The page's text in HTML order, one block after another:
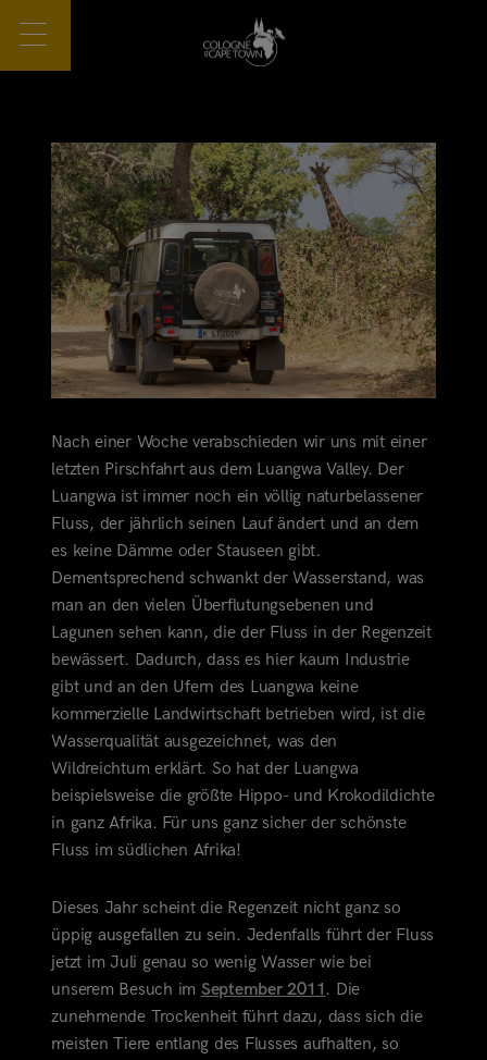
Nach einer Woche verabschieden wir uns mit einer
letzten Pirschfahrt aus dem Luangwa Valley. Der
Luangwa ist immer noch ein völlig naturbelassener
Fluss, der jährlich seinen Lauf ändert und an dem
es keine Dämme oder Stauseen gibt.
Dementsprechend schwankt der Wasserstand, was
man an den vielen Überflutungsebenen und
Lagunen sehen kann, die der Fluss in der Regenzeit
bewässert. Dadurch, dass es hier kaum Industrie
gibtund an den Ufern des Luangwa keine
kommerzielle Landwirtschaft betrieben wird, ist die
Wasserqualität ausgezeichnet, was den
Wildreichtum erklärt. So hat der Luangwa
beispielsweise die größte Hippo- und Krokodildichte
in ganz Afrika. Für uns ganz sicher der schönste
Fluss im südlichen Afrika!
Dieses Jahr scheint die Regenzeit nicht ganz so
üppig ausgefallen zu sein. Jedenfalls führt der Fluss
jetzt im Juli genau so wenig Wasser wie bei
unserem Besuch im September 2011. Die
zunehmende Trockenheit führt dazu, dass sich die
meisten Tiere entlang des Flusses aufhalten, so